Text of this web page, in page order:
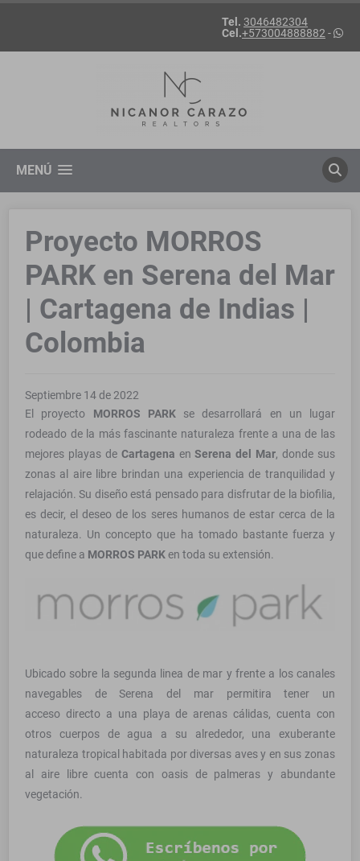
Tel. 3046482304
Cel.+573004888882 -
MENÚ
Proyecto MORROS
PARK en Serena del Mar
| Cartagena de Indias |
Colombia
Septiembre 14 de 2022
El proyecto MORROS PARKse desarrollará en un lugar
rodeado de la más fascinante naturaleza frente a una de las
mejores playas de Cartagena enSerena del Mar, donde sus
zonas al aire libre brindan una experiencia de tranquilidad y
relajación. Su diseño está pensado para disfrutar de la biofilia,
es decir, el deseo de los seres humanos de estar cerca de la
naturaleza. Un concepto que ha tomado bastante fuerza y
que define a MORROS PARKen toda su extensión.
Ubicado sobre la segunda linea de mar y frente a los canales
navegables de Serena del mar permitira tener un
acceso directo a una playa de arenas cálidas, cuenta con
otros cuerpos de agua a su alrededor, una exuberante
naturaleza tropical habitada por diversas aves y en sus zonas
al aire libre cuenta con oasis de palmeras y abundante
vegetación.